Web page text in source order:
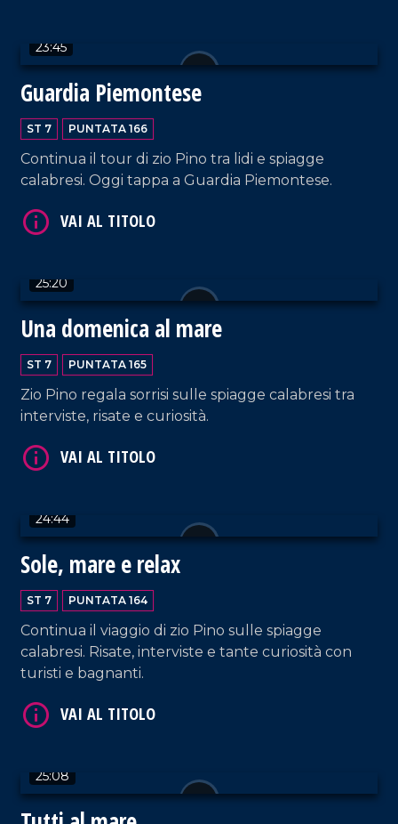
23:45
Guardia Piemontese
ST 7 PUNTATA 166
Continua il tour di zio Pino tra lidi e spiagge
calabresi. Oggi tappa a Guardia Piemontese.
25:20
Una domenica al mare
ST 7 PUNTATA 165
Zio Pino regala sorrisi sulle spiagge calabresi tra
interviste, risate e curiosità.
24:44
Sole, mare e relax
ST 7 PUNTATA 164
Continua il viaggio di zio Pino sulle spiagge
calabresi. Risate, interviste e tante curiosità con
turisti e bagnanti.
VAI AL TITOLO
25:08
VAI AL TITOLO
VAI AL TITOLO
VAI AL TITOLO